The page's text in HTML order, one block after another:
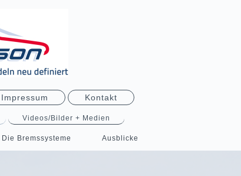
Impressum Kontakt
Videos/Bilder + Medien
Die Bremssysteme Ausblicke